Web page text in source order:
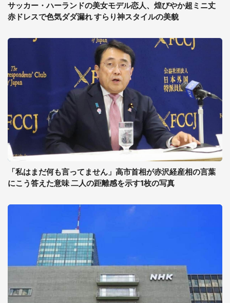
サッカー・ハーランドの美女モデル恋人、煌びやか超ミニ丈
赤ドレスで色気ダダ漏れ すらり神スタイルの美貌
「私はまだ何も言ってません」高市首相が赤沢経産相の言葉
にこう答えた意味 二人の距離感を示す1枚の写真